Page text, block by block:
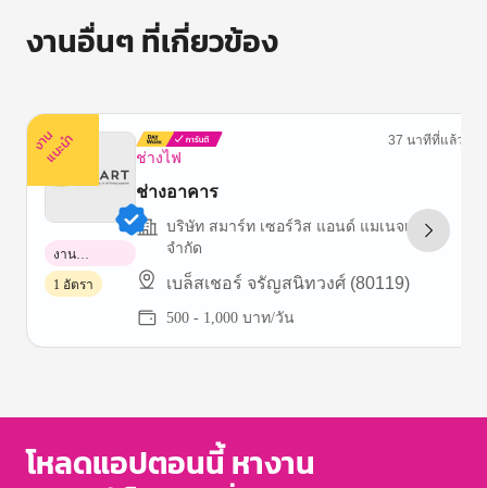
งานอื่นๆ ที่เกี่ยวข้อง
ง
า
น
แ
น
ะ
นำ ช่างไฟ
37 นาทีที่แล้ว
ช่างอาคาร
บริษัท สมาร์ท เซอร์วิส แอนด์ แมเนจเม้นท์
จำกัด
เบล็สเชอร์ จรัญสนิทวงศ์ (80119)
500 - 1,000 บาท/วัน
งาน
พาร์ทไทม์
1 อัตรา
of
โหลดแอปตอนนี้ หางาน